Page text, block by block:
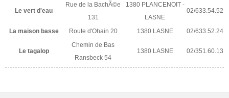
Le vert d'eau
Rue de la BachÃ©e
131
1380 PLANCENOIT -
LASNE
02/633.54.52
La maison basse Route d'Ohain 20 1380 LASNE 02/633.52.24
Le tagalop
Chemin de Bas
Ransbeck 54
1380 LASNE 02/351.60.13